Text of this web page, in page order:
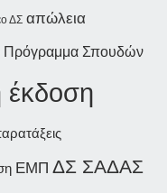
ΔΣ απώλεια
Πρόγραμμα Σπουδών
έκδοση
ΕΜΠ ΔΣ ΣΑΔΑΣ